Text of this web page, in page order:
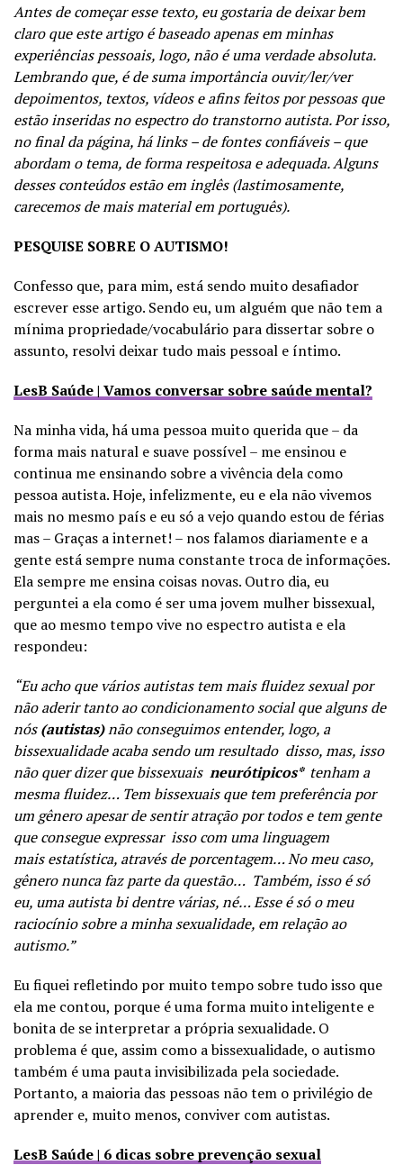
Antes de começar esse texto, eu gostaria de deixar bem
claro que este artigo é baseado apenas em minhas
experiências pessoais, logo, não é uma verdade absoluta.
Lembrando que, é de suma importância ouvir/ler/ver
depoimentos, textos, vídeos e afins feitos por pessoas que
estão inseridas no espectro do transtorno autista. Por isso,
no final da página, há links – de fontes confiáveis – que
abordam o tema, de forma respeitosa e adequada. Alguns
desses conteúdos estão em inglês (lastimosamente,
carecemos de mais material em português).
PESQUISE SOBRE O AUTISMO!
Confesso que, para mim, está sendo muito desafiador
escrever esse artigo. Sendo eu, um alguém que não tem a
mínima propriedade/vocabulário para dissertar sobre o
assunto, resolvi deixar tudo mais pessoal e íntimo.
LesB Saúde | Vamos conversar sobre saúde mental?
Na minha vida, há uma pessoa muito querida que – da
forma mais natural e suave possível – me ensinou e
continua me ensinando sobre a vivência dela como
pessoa autista. Hoje, infelizmente, eu e ela não vivemos
mais no mesmo país e eu só a vejo quando estou de férias
mas – Graças a internet! – nos falamos diariamente e a
gente está sempre numa constante troca de informações.
Ela sempre me ensina coisas novas. Outro dia, eu
perguntei a ela como é ser uma jovem mulher bissexual,
que ao mesmo tempo vive no espectro autista e ela
respondeu:
“Eu acho que vários autistas tem mais fluidez sexualpor
não aderir tanto ao condicionamento social quealguns de
nós(autistas)não conseguimos entender,logo, a
bissexualidade acaba sendo um resultado disso, mas, isso
não quer dizer que bissexuais neurótipicos* tenham a
mesma fluidez… Tem bissexuais que tem preferência por
um gêneroapesar de sentir atração por todos e tem gente
queconsegue expressar isso com uma linguagem
maisestatística, através de porcentagem…No meu caso,
gênero nunca faz parte da questão… Também, isso é só
eu, uma autista bi dentre várias, né…Esse é só o meu
raciocínio sobre a minha sexualidade, em relação ao
autismo.”
Eu fiquei refletindo por muito tempo sobre tudo isso que
ela me contou, porque é uma forma muito inteligente e
bonita de se interpretar a própria sexualidade. O
problema é que, assim como a bissexualidade, o autismo
também é uma pauta invisibilizada pela sociedade.
Portanto, a maioria das pessoas não tem o privilégio de
aprender e, muito menos, conviver com autistas.
LesB Saúde | 6 dicas sobre prevenção sexual